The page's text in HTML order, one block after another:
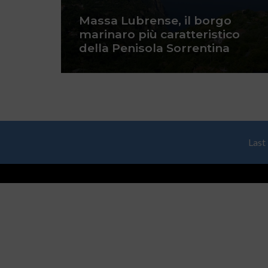
Massa Lubrense, il borgo
marinaro più caratteristico
della Penisola Sorrentina